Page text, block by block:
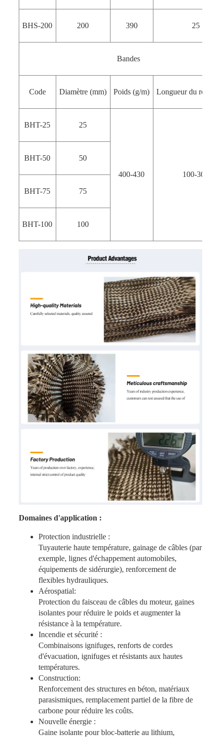
BHS-200 200 390 25
Bandes
Code Diamètre (mm) Poids (g/m) Longueur du
BHT-25 25
400-430 100-300
BHT-50 50
BHT-75 75
BHT-100 100
Domaines d'application :
Protection industrielle :
Tuyauterie haute température, gainage de câbles (par
exemple, lignes d'échappement automobiles,
équipements de sidérurgie), renforcement de
flexibles hydrauliques.
Aérospatial:
Protection du faisceau de câbles du moteur, gaines
isolantes pour réduire le poids et augmenter la
résistance à la température.
Incendie et sécurité :
Combinaisons ignifuges, renforts de cordes
d'évacuation, ignifuges et résistants aux hautes
températures.
Construction:
Renforcement des structures en béton, matériaux
parasismiques, remplacement partiel de la fibre de
carbone pour réduire les coûts.
Nouvelle énergie :
Gaine isolante pour bloc-batterie au lithium,